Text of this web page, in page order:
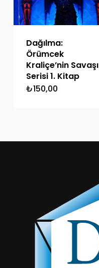
Dağılma:
Örümcek
Kraliçe’nin Savaşı
Serisi 1. Kitap
₺150,00